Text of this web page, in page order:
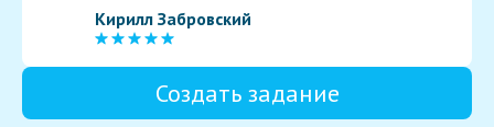
Кирилл Забровский
Создать задание